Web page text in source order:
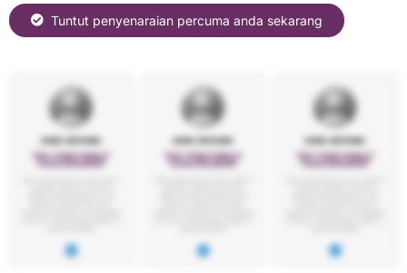
Tuntut penyenaraian percuma anda sekarang